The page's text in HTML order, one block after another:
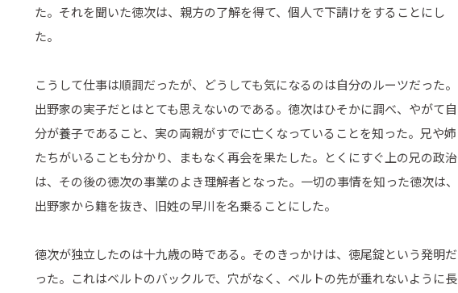
た。それを聞いた徳次は、親方の了解を得て、個人で下請けをすることにし
た。
こうして仕事は順調だったが、どうしても気になるのは自分のルーツだった。
出野家の実子だとはとても思えないのである。徳次はひそかに調べ、やがて自
分が養子であること、実の両親がすでに亡くなっていることを知った。兄や姉
たちがいることも分かり、まもなく再会を果たした。とくにすぐ上の兄の政治
は、その後の徳次の事業のよき理解者となった。一切の事情を知った徳次は、
出野家から籍を抜き、旧姓の早川を名乗ることにした。
徳次が独立したのは十九歳の時である。そのきっかけは、徳尾錠という発明だ
った。これはベルトのバックルで、穴がなく、ベルトの先が垂れないように長